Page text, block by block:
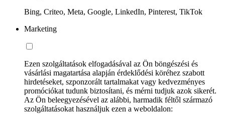
Bing, Criteo, Meta, Google, LinkedIn, Pinterest, TikTok
Marketing
Ezen szolgáltatások elfogadásával az Ön böngészési és
vásárlási magatartása alapján érdeklődési köréhez szabott
hirdetéseket, szponzorált tartalmakat vagy kedvezményes
promóciókat tudunk biztosítani, és mérni tudjuk azok sikerét.
Az Ön beleegyezésével az alábbi, harmadik féltől származó
szolgáltatásokat használjuk ezen a weboldalon: